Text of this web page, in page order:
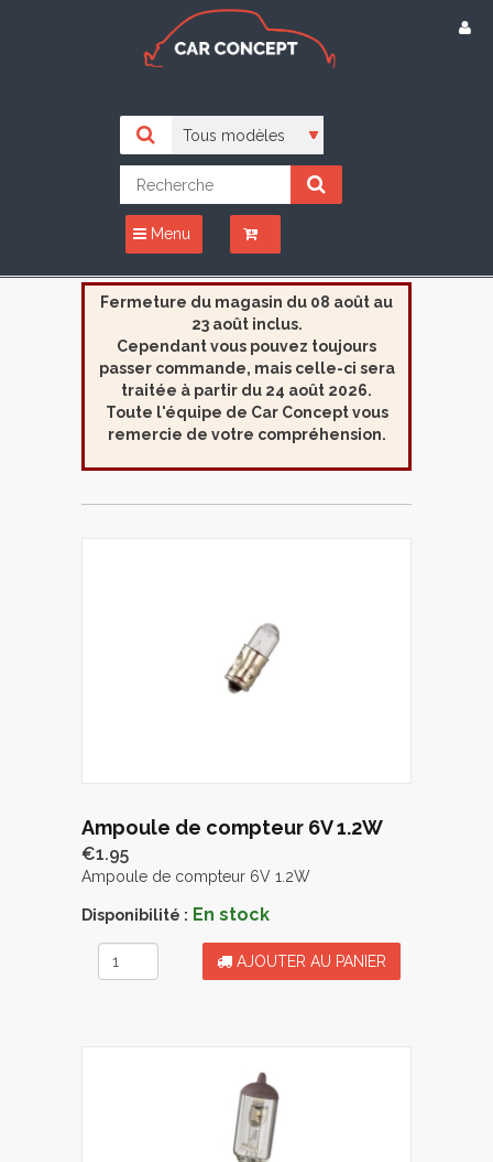
Menu
Fermeture du magasin du 08 août au
23 août inclus.
Cependant vous pouvez toujours
passer commande, mais celle-ci sera
traitée à partir du 24 août 2026.
Toute l'équipe de Car Concept vous
remercie de votre compréhension.
Ampoule de compteur 6V 1.2W
€1.95
Ampoule de compteur 6V 1.2W
Disponibilité : En stock
AJOUTER AU PANIER